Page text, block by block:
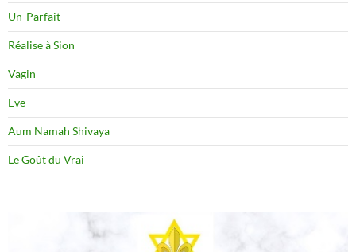
Un-Parfait
Réalise à Sion
Vagin
Eve
Aum Namah Shivaya
Le Goût du Vrai